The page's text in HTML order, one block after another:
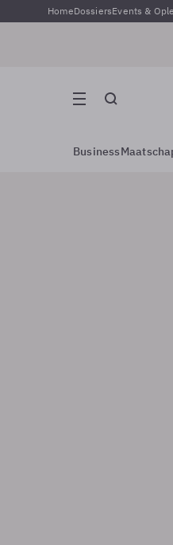
HomeDossiersEvents &
Business